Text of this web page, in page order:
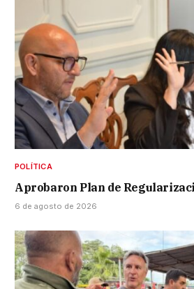
POLÍTICA
Aprobaron Plan de
6 de agosto de 2026